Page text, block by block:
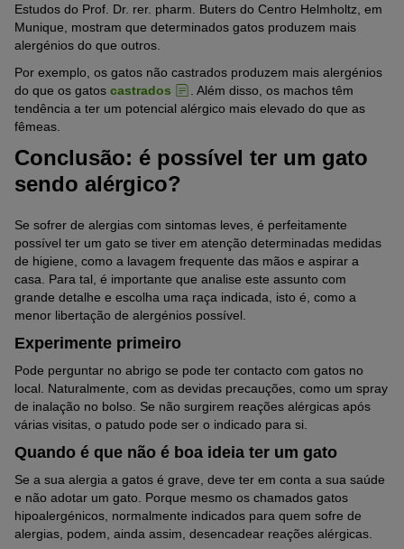
Estudos do Prof. Dr. rer. pharm. Buters do Centro Helmholtz, em
Munique, mostram que determinados gatos produzem mais
alergénios do que outros.
Por exemplo, os gatos não castrados produzem mais alergénios
do que os gatos castrados
. Além disso, os machos têm
tendência a ter um potencial alérgico mais elevado do que as
fêmeas.
Conclusão: é possível ter um gato
sendo alérgico?
Se sofrer de alergias com sintomas leves, é perfeitamente
possível ter um gato se tiver em atenção determinadas medidas
de higiene, como a lavagem frequente das mãos e aspirar a
casa. Para tal, é importante que analise este assunto com
grande detalhe e escolha uma raça indicada, isto é, como a
menor libertação de alergénios possível.
Experimente primeiro
Pode perguntar no abrigo se pode ter contacto com gatos no
local. Naturalmente, com as devidas precauções, como um spray
de inalação no bolso. Se não surgirem reações alérgicas após
várias visitas, o patudo pode ser o indicado para si.
Quando é que não é boa ideia ter um gato
Se a sua alergia a gatos é grave, deve ter em conta a sua saúde
e não adotar um gato. Porque mesmo os chamados gatos
hipoalergénicos, normalmente indicados para quem sofre de
alergias, podem, ainda assim, desencadear reações alérgicas.